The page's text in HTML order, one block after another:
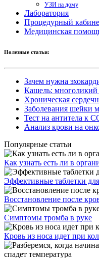
УЗИ на дому
Лаборатория
Процедурный
Медицинская
Полезные статьи:
Зачем нужна
Кашель:
Хроническая
Заболевания шейки
Тест на антитела к
Анализ крови на
Популярные статьи
Как узнать есть ли в
Эффективные таблетки
Восстановление после
Симптомы тромба в руке
Кровь из носа идет при